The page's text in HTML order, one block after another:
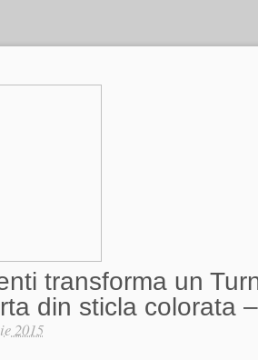
transforma un
din sticla colorata
2015